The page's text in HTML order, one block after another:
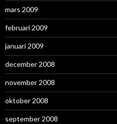
mars 2009
februari 2009
januari 2009
december 2008
november 2008
oktober 2008
september 2008